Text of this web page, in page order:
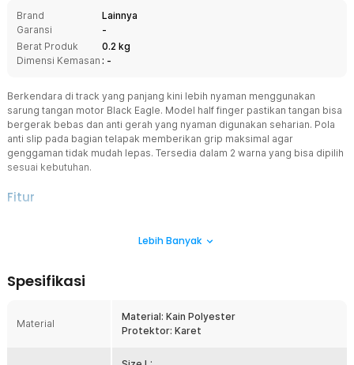
Brand
Lainnya
Garansi
-
Berat Produk
0.2 kg
Dimensi Kemasan : -
Berkendara di track yang panjang kini lebih nyaman menggunakan
sarung tangan motor Black Eagle. Model half finger pastikan tangan bisa
bergerak bebas dan anti gerah yang nyaman digunakan seharian. Pola
anti slip pada bagian telapak memberikan grip maksimal agar
genggaman tidak mudah lepas. Tersedia dalam 2 warna yang bisa dipilih
sesuai kebutuhan.
Fitur
Model half finger yang fleksibel tidak membatasi gerakan tangan
dengan nyaman tanpa melepas sarung tangan.
Telapak sarung tangan motor dilengkapi pola anti slip dari bahan
karet untuk menghasilkan grip maksimal. Genggam setang jadi
Lebih Banyak
Spesifikasi
Material
Material: Kain Polyester
Protektor: Karet